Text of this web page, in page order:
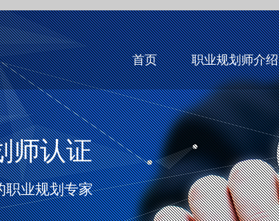
首页 职业规划师介绍
师认证
职业规划专家